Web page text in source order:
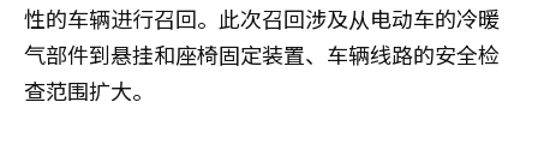
性的车辆进行召回。此次召回涉及从电动车的冷暖
气部件到悬挂和座椅固定装置、车辆线路的安全检
查范围扩大。